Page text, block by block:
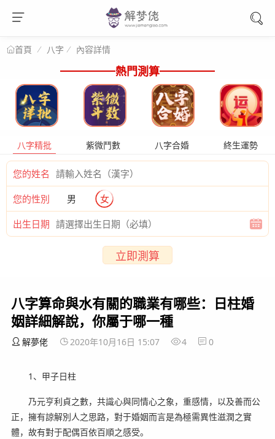
首頁 八字 內容詳情
熱門測算
八字精批 紫微鬥數 八字合婚 終生運勢
您的姓名
您的性別 男 女
出生日期
立即測算
八字算命與水有關的職業有哪些：日柱婚
姻詳細解說，你屬于哪一種
解夢佬 2020年10月16日 15:07 4 0
1、甲子日柱
乃元亨利貞之數，共識心與同情心之象，重感情，以及善而公
正，擁有諒解別人之思路，對于婚姻而言是為極需異性滋潤之實
體，故有對于配偶百依百順之感受。